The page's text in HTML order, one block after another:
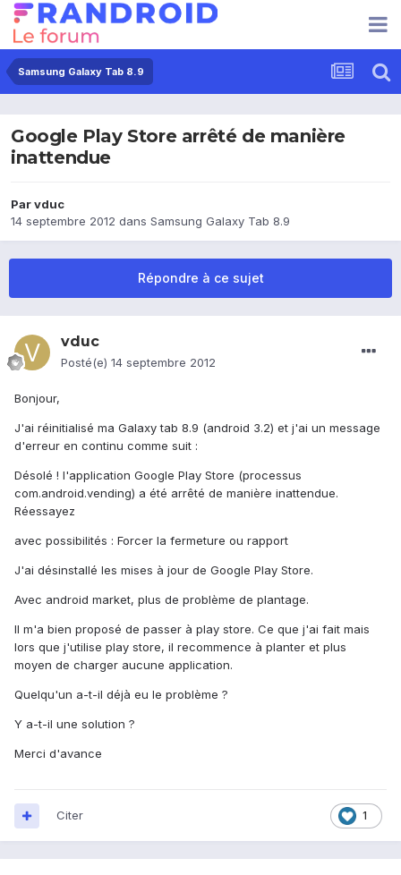
Samsung Galaxy Tab 8.9
Google Play Store arrêté de manière
inattendue
Parvduc
14 septembre 2012 dans Samsung Galaxy Tab 8.9
Répondre à ce sujet
vduc
Posté(e) 14 septembre 2012
Bonjour,
J'ai réinitialisé ma Galaxy tab 8.9 (android 3.2) et j'ai un message
d'erreur en continu comme suit :
Désolé ! l'application Google Play Store (processus
com.android.vending) a été arrêté de manière inattendue.
Réessayez
avec possibilités : Forcer la fermeture ou rapport
J'ai désinstallé les mises à jour de Google Play Store.
Avec android market, plus de problème de plantage.
Il m'a bien proposé de passer à play store. Ce que j'ai fait mais
lors que j'utilise play store, il recommence à planter et plus
moyen de charger aucune application.
Quelqu'un a-t-il déjà eu le problème ?
Y a-t-il une solution ?
Merci d'avance
1
Citer